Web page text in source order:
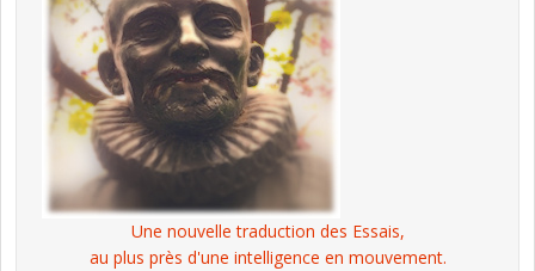
Une nouvelle traduction des Essais,
au plus près d'une intelligence en mouvement.